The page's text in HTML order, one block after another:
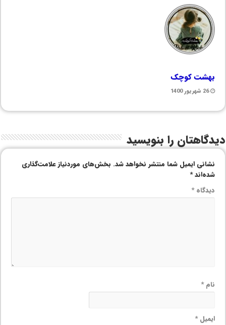
بهشت کوچک
26 شهریور 1400
دیدگاهتان را بنویسید
نشانی ایمیل شما منتشر نخواهد شد. بخش‌های موردنیاز علامت‌گذاری
شده‌اند*
دیدگاه*
نام*
ایمیل*